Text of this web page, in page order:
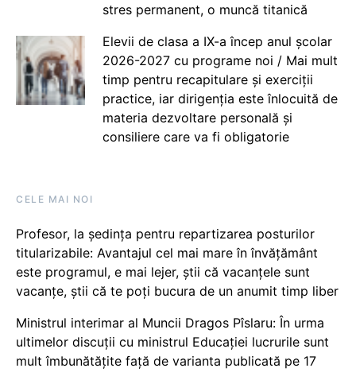
stres permanent, o muncă titanică
Elevii de clasa a IX-a încep anul școlar
2026-2027 cu programe noi / Mai mult
timp pentru recapitulare și exerciții
practice, iar dirigenția este înlocuită de
materia dezvoltare personală și
consiliere care va fi obligatorie
CELE MAI NOI
Profesor, la ședința pentru repartizarea posturilor
titularizabile: Avantajul cel mai mare în învățământ
este programul, e mai lejer, știi că vacanțele sunt
vacanţe, știi că te poți bucura de un anumit timp liber
Ministrul interimar al Muncii Dragos Pîslaru: În urma
ultimelor discuții cu ministrul Educației lucrurile sunt
mult îmbunătățite față de varianta publicată pe 17